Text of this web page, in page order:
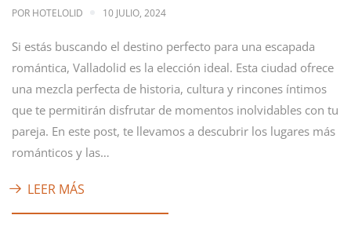
POR HOTELOLID 10 JULIO, 2024
Si estás buscando el destino perfecto para una escapada
romántica, Valladolid es la elección ideal. Esta ciudad ofrece
una mezcla perfecta de historia, cultura y rincones íntimos
que te permitirán disfrutar de momentos inolvidables con tu
pareja. En este post, te llevamos a descubrir los lugares más
románticos y las…
LEER MÁS